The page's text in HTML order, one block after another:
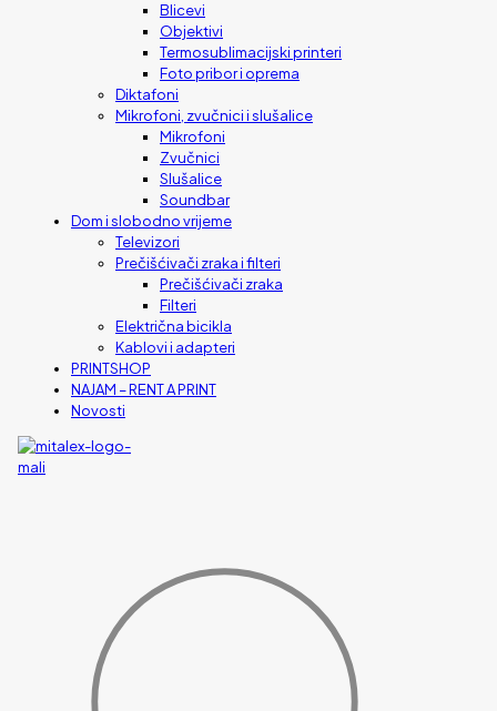
Blicevi
Objektivi
Termosublimacijski printeri
Foto pribor i oprema
Diktafoni
Mikrofoni, zvučnici i slušalice
Mikrofoni
Zvučnici
Slušalice
Soundbar
Dom i slobodno vrijeme
Televizori
Prečišćivači zraka i filteri
Prečišćivači zraka
Filteri
Električna bicikla
Kablovi i adapteri
PRINTSHOP
NAJAM – RENT A PRINT
Novosti